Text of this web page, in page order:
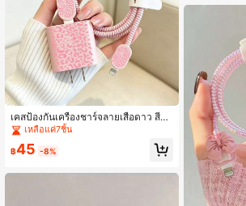
เคสป้องกันเครื่องชาร์จลายเสือดาว สีช
มพู/ดำ/ม่วง สำหรับ Apple Fast Charg
er 18-20W หนัง สไตล์มินิมอล Ins พ่นสี
UV กันแตก ของขวัญจำเป็น สัมผัสพรีเมี
ตว์เลี้ยงกัด ของขวัญสำหรับแฟน/เพื่อน
เหลือแค่7ชิ้น
฿45 -8%